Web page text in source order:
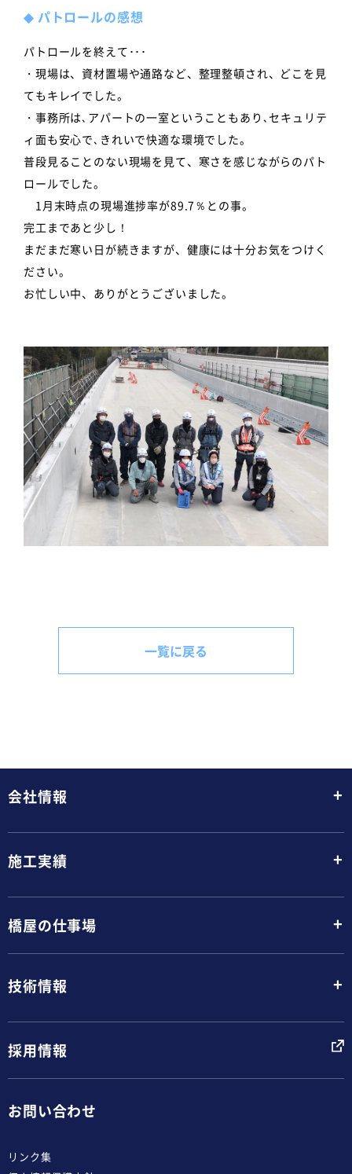
◆パトロールの感想
パトロールを終えて･･･
・現場は、資材置場や通路など、整理整頓され、どこを見
てもキレイでした。
・事務所は､アパートの一室ということもあり､セキュリテ
ィ面も安心で､きれいで快適な環境でした。
普段見ることのない現場を見て、寒さを感じながらのパト
ロールでした。
1月末時点の現場進捗率が89.7％との事。
完工まであと少し！
まだまだ寒い日が続きますが、健康には十分お気をつけく
ださい。
お忙しい中、ありがとうございました。
一覧に戻る
会社情報 +
施工実績 +
橋屋の仕事場 +
技術情報 +
採用情報
お問い合わせ
リンク集